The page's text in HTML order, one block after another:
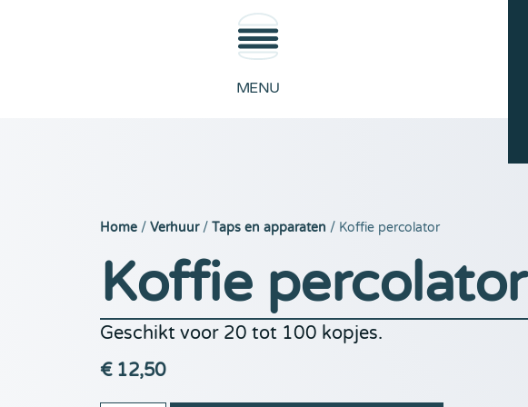
MENU
Home / Verhuur/ Taps en apparaten / Koffie percolator
Koffie percolator
Geschikt voor 20 tot 100 kopjes.
€12,50